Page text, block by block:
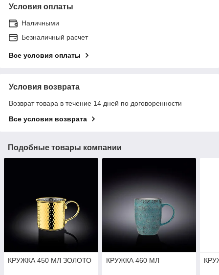
Условия оплаты
Наличными
Безналичный расчет
Все условия оплаты
Условия возврата
Возврат товара в течение 14 дней по договоренности
Все условия возврата
Подобные товары компании
КРУЖКА 450 МЛ ЗОЛОТО КРУЖКА 460 МЛ